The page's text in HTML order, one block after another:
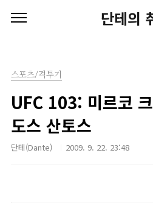
단테의
스포츠/격투기
UFC 103: 미르코
도스 산토스
단테(Dante) 2009. 9. 22. 23:48